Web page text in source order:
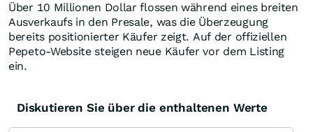
Über 10 Millionen Dollar flossen während eines breiten
Ausverkaufs in den Presale, was die Überzeugung
bereits positionierter Käufer zeigt. Auf der offiziellen
Pepeto-Website steigen neue Käufer vor dem Listing
ein.
Diskutieren Sie über die enthaltenen Werte